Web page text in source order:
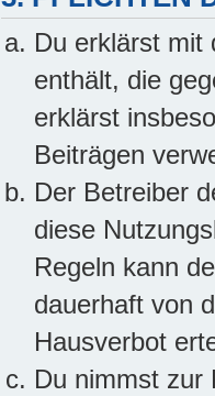
Du erklärst mit
enthält, die
erklärst
Beiträgen
Der Betreiber
diese
Regeln kann
dauerhaft von
Hausverbot
Du nimmst zur